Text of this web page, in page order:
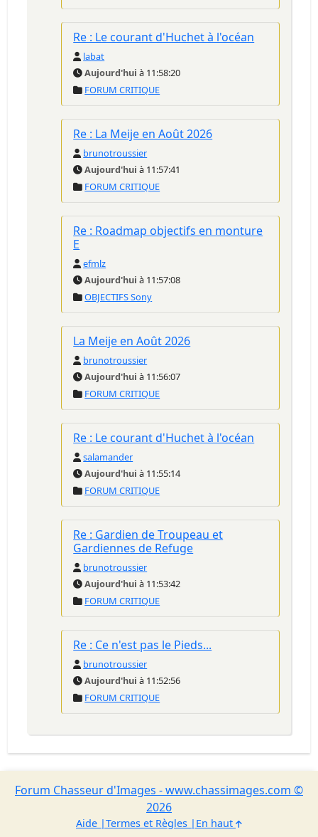
Re : Le courant d'Huchet à l'océan
labat
Aujourd'hui à 11:58:20
FORUM CRITIQUE
Re : La Meije en Août 2026
brunotroussier
Aujourd'hui à 11:57:41
FORUM CRITIQUE
Re : Roadmap objectifs en monture
E
efmlz
Aujourd'hui à 11:57:08
OBJECTIFS Sony
La Meije en Août 2026
brunotroussier
Aujourd'hui à 11:56:07
FORUM CRITIQUE
Re : Le courant d'Huchet à l'océan
salamander
Aujourd'hui à 11:55:14
FORUM CRITIQUE
Re : Gardien de Troupeau et
Gardiennes de Refuge
brunotroussier
Aujourd'hui à 11:53:42
FORUM CRITIQUE
Re : Ce n'est pas le Pieds...
brunotroussier
Aujourd'hui à 11:52:56
FORUM CRITIQUE
Forum Chasseur d'Images - www.chassimages.com ©
2026
Aide Termes et Règles En haut